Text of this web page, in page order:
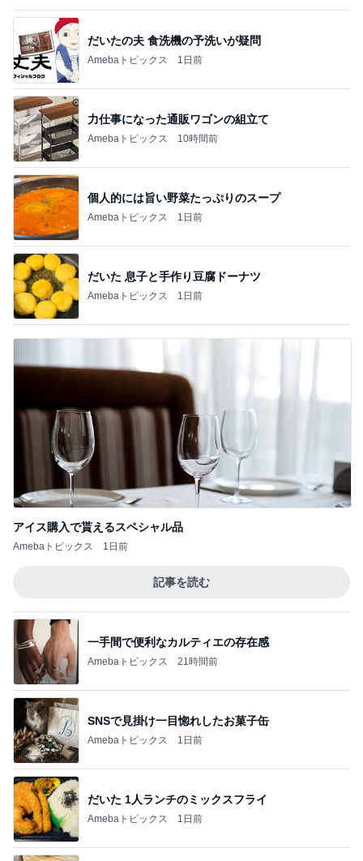
だいたの夫 食洗機の予洗いが疑問
Amebaトピックス 1日前
力仕事になった通販ワゴンの組立て
Amebaトピックス 10時間前
個人的には旨い野菜たっぷりのスープ
Amebaトピックス 1日前
だいた 息子と手作り豆腐ドーナツ
Amebaトピックス 1日前
アイス購入で貰えるスペシャル品
Amebaトピックス 1日前
記事を読む
一手間で便利なカルティエの存在感
Amebaトピックス 21時間前
SNSで見掛け一目惚れしたお菓子缶
Amebaトピックス 1日前
だいた 1人ランチのミックスフライ
Amebaトピックス 1日前